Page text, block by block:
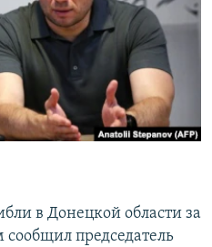
в Донецкой области за
сообщил председатель